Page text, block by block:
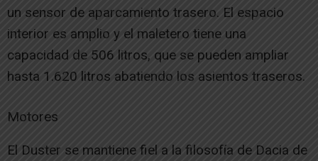
un sensor de aparcamiento trasero. El espacio
interior es amplio y el maletero tiene una
capacidad de 506 litros, que se pueden ampliar
hasta 1.620 litros abatiendo los asientos traseros.
Motores
El Duster se mantiene fiel a la filosofía de Dacia de